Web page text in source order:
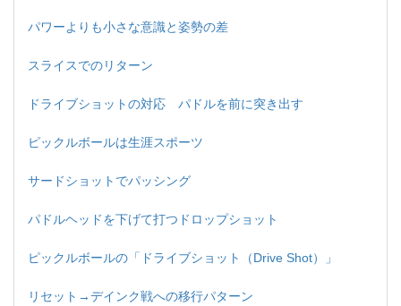
パワーよりも小さな意識と姿勢の差
スライスでのリターン
ドライブショットの対応 パドルを前に突き出す
ピックルボールは生涯スポーツ
サードショットでパッシング
パドルヘッドを下げて打つドロップショット
ピックルボールの「ドライブショット（Drive Shot）」
リセット→デインク戦への移行パターン